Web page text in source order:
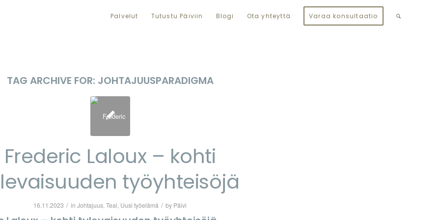
Palvelut Tutustu Päiviin Blogi Ota yhteyttä Varaa konsultaatio
TAG ARCHIVE FOR: JOHTAJUUSPARADIGMA
Frederic Laloux – kohti
työyhteisöjä
16.11.2023 / in Johtajuus, Teal, Uusi työelämä / by Päivi